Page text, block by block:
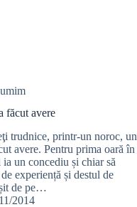
făcut avere
trudnice, printr-un noroc, un
avere. Pentru prima oară în
ia un concediu și chiar să
experiență și destul de
de pe…
2014